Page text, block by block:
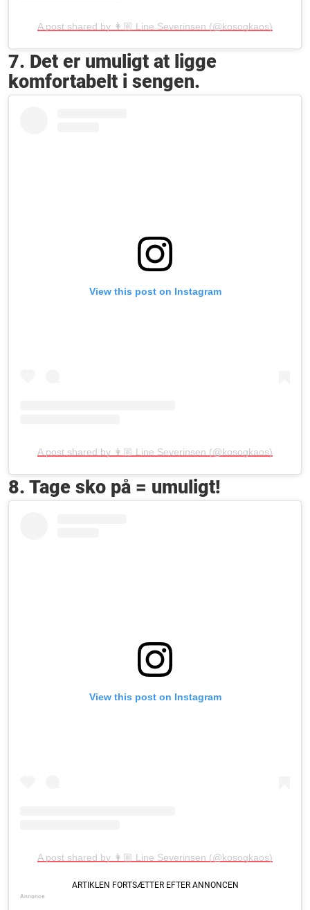
A post shared by 👩🏼 Line Severinsen (@kosogkaos)
7. Det er umuligt at ligge
komfortabelt i sengen.
View this post on Instagram
A post shared by 👩🏼 Line Severinsen (@kosogkaos)
8. Tage sko på = umuligt!
View this post on Instagram
A post shared by 👩🏼 Line Severinsen (@kosogkaos)